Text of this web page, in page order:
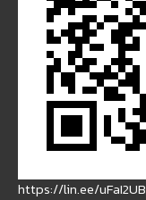
https://lin.ee/uFaI2UB